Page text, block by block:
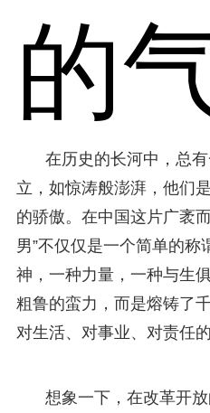
的
在历史的长河中，总
立，如惊涛般澎湃，他们
的骄傲。在中国这片广袤
男”不仅仅是一个简单的称
神，一种力量，一种与生
粗鲁的蛮力，而是熔铸了
对生活、对事业、对责任
想象一下，在改革开